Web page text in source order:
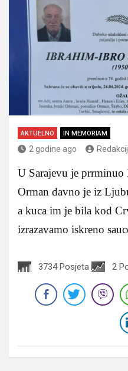
AKTUELNO IN MEMORIAM
2 godine ago
U Sarajevu je prrminuo
Orman davno je iz
a kuca im je bila kod
izrazavamo iskreno
3734 Posjeta 2